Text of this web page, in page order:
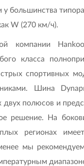
у большинства
W (270 км/ч).
компании
класса
спортивных
Шина
двух полюсов и
решение. На
регионах
мы